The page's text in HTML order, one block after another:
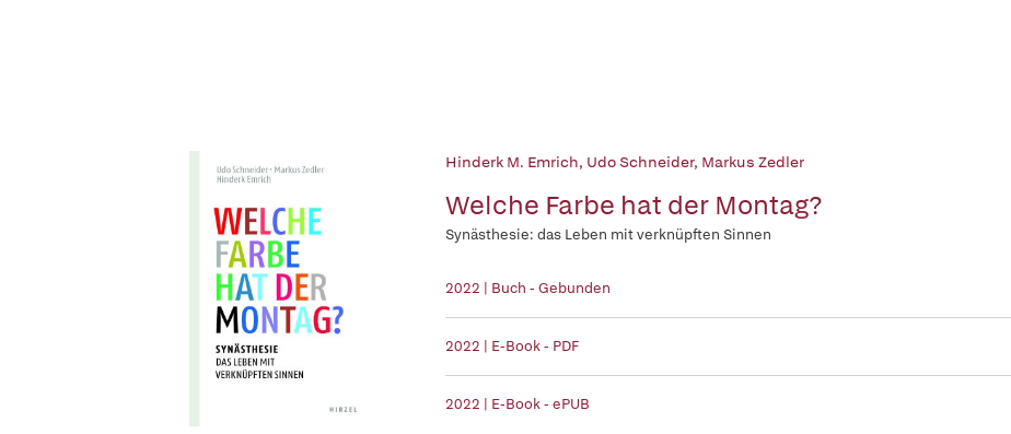
Hinderk M. Emrich, Udo Schneider, Markus Zedler
Welche Farbe hat der Montag?
Synästhesie: das Leben mit verknüpften Sinnen
2022 | Buch - Gebunden
2022 | E-Book - PDF
2022 | E-Book - ePUB